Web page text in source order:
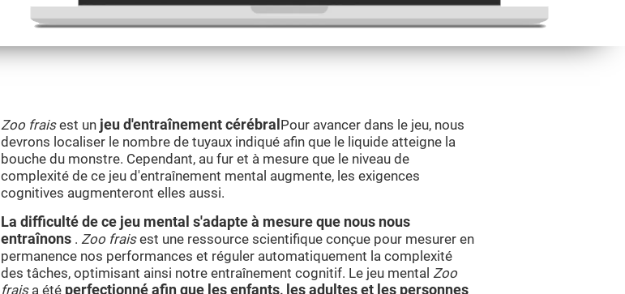
Zoo fraisest un jeu d'entraînement cérébral Pour avancer dans le jeu, nous
devrons localiser le nombre de tuyaux indiqué afin que le liquide atteigne la
bouche du monstre. Cependant, au fur et à mesure que le niveau de
complexité de ce jeu d'entraînement mental augmente, les exigences
cognitives augmenteront elles aussi.
La difficulté de ce jeu mental s'adapte à mesure que nous nous
entraînons . Zoo fraisest une ressource scientifique conçue pour mesurer en
permanence nos performances et réguler automatiquement la complexité
des tâches, optimisant ainsi notre entraînement cognitif. Le jeu mental Zoo
fraisa été perfectionné afin que les enfants, les adultes et les personnes